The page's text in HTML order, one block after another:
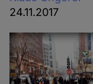
24.11.2017